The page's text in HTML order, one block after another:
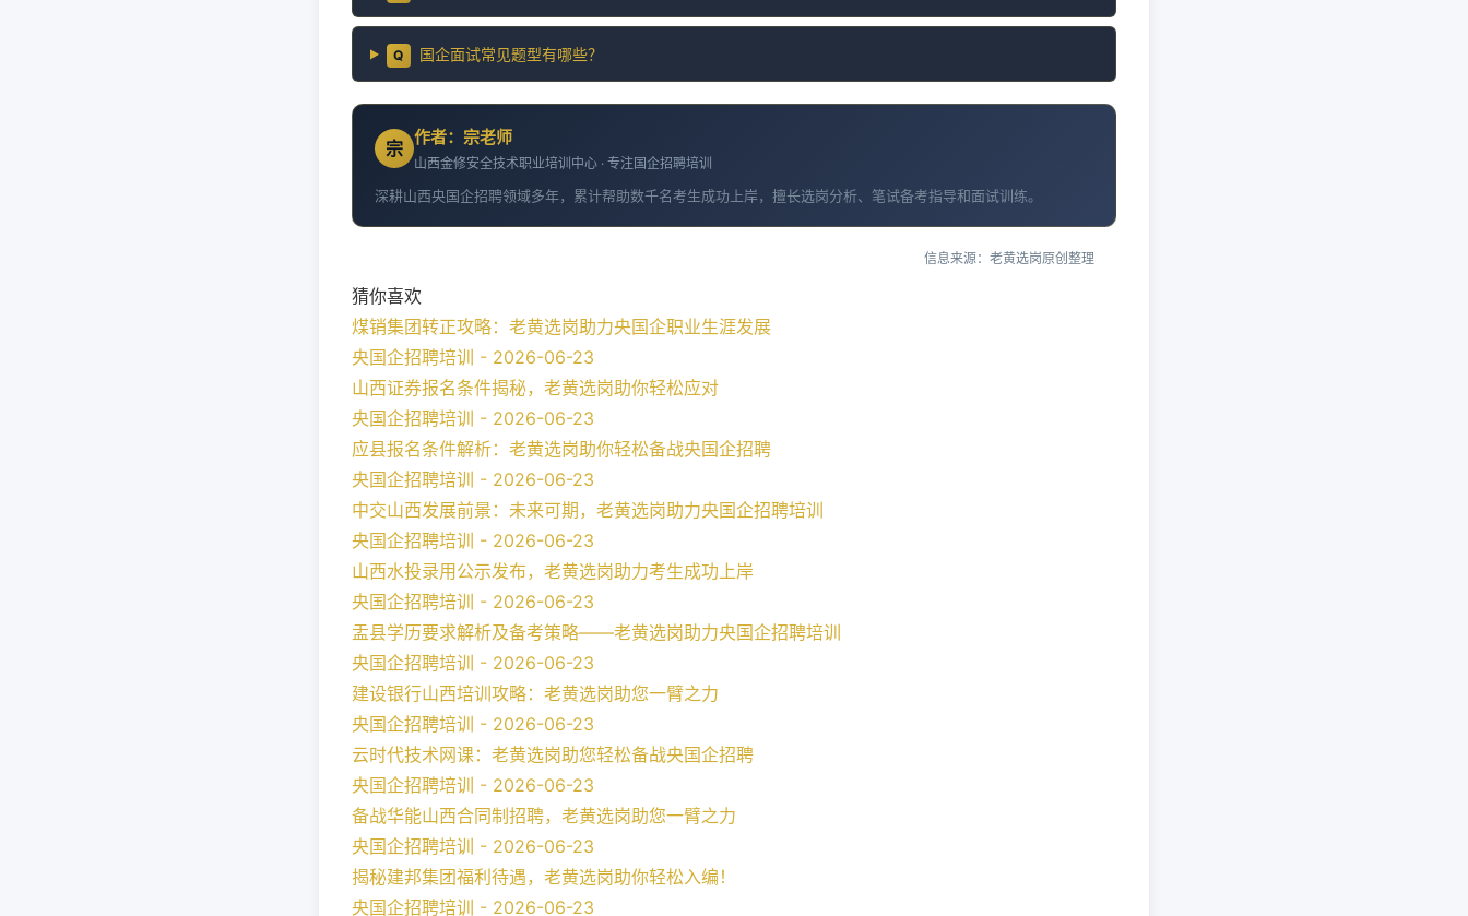
Q 国企面试常见题型有哪些？
宗
作者：宗老师
山西金修安全技术职业培训中心 · 专注国企招聘培训
深耕山西央国企招聘领域多年，累计帮助数千名考生成功上岸，擅长选岗分析、笔试备考指导和面试训练。
信息来源：老黄选岗原创整理
猜你喜欢
煤销集团转正攻略：老黄选岗助力央国企职业生涯发展
央国企招聘培训 - 2026-06-23
山西证券报名条件揭秘，老黄选岗助你轻松应对
央国企招聘培训 - 2026-06-23
应县报名条件解析：老黄选岗助你轻松备战央国企招聘
央国企招聘培训 - 2026-06-23
中交山西发展前景：未来可期，老黄选岗助力央国企招聘培训
央国企招聘培训 - 2026-06-23
山西水投录用公示发布，老黄选岗助力考生成功上岸
央国企招聘培训 - 2026-06-23
盂县学历要求解析及备考策略——老黄选岗助力央国企招聘培训
央国企招聘培训 - 2026-06-23
建设银行山西培训攻略：老黄选岗助您一臂之力
央国企招聘培训 - 2026-06-23
云时代技术网课：老黄选岗助您轻松备战央国企招聘
央国企招聘培训 - 2026-06-23
备战华能山西合同制招聘，老黄选岗助您一臂之力
央国企招聘培训 - 2026-06-23
揭秘建邦集团福利待遇，老黄选岗助你轻松入编！
央国企招聘培训 - 2026-06-23